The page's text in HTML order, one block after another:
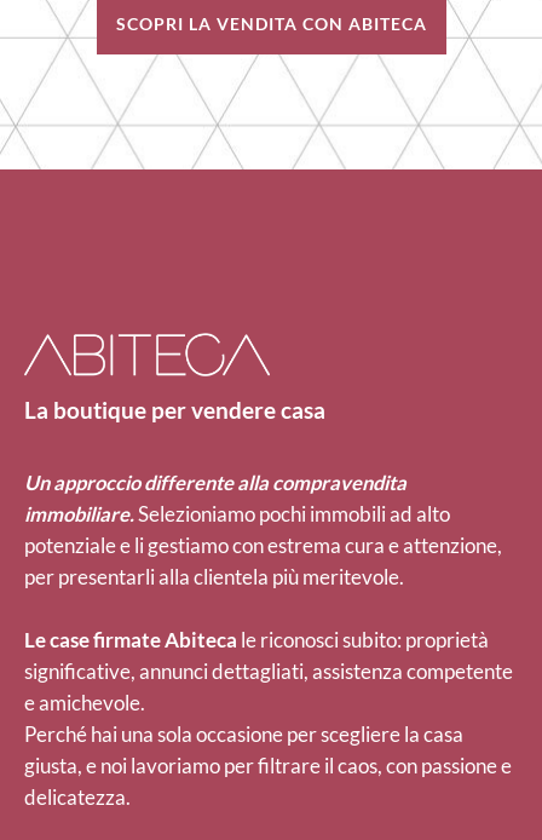
SCOPRI LA VENDITA CON ABITECA
La boutique per vendere casa
Un approccio differente alla compravendita
immobiliare.Selezioniamo pochi immobili ad alto
potenziale e li gestiamo con estrema cura e attenzione,
per presentarli alla clientela più meritevole.
Le case firmate Abiteca le riconosci subito: proprietà
significative, annunci dettagliati, assistenza competente
e amichevole.
Perché hai una sola occasione per scegliere la casa
giusta, e noi lavoriamo per filtrare il caos, con passione e
delicatezza.